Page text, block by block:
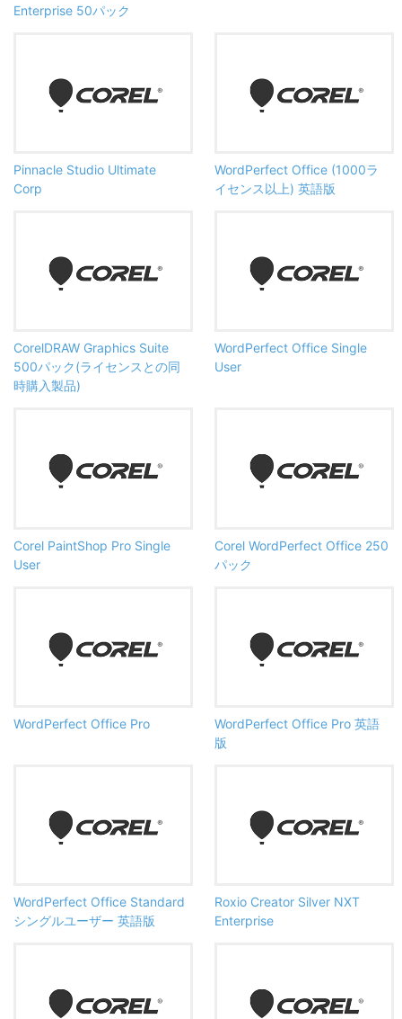
Enterprise 50パック
Pinnacle Studio Ultimate
Corp
WordPerfect Office (1000ラ
イセンス以上) 英語版
CorelDRAW Graphics Suite
500パック(ライセンスとの同
時購入製品)
WordPerfect Office Single
User
Corel PaintShop Pro Single
User
Corel WordPerfect Office 250
パック
WordPerfect Office Pro
WordPerfect Office Pro 英語
版
WordPerfect Office Standard
シングルユーザー 英語版
Roxio Creator Silver NXT
Enterprise